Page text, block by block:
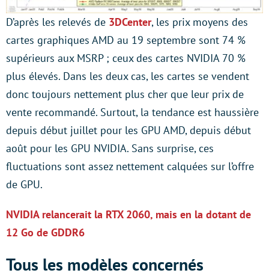
D’après les relevés de 3DCenter, les prix moyens des
cartes graphiques AMD au 19 septembre sont 74 %
supérieurs aux MSRP ; ceux des cartes NVIDIA 70 %
plus élevés. Dans les deux cas, les cartes se vendent
donc toujours nettement plus cher que leur prix de
vente recommandé. Surtout, la tendance est haussière
depuis début juillet pour les GPU AMD, depuis début
août pour les GPU NVIDIA. Sans surprise, ces
fluctuations sont assez nettement calquées sur l’offre
de GPU.
NVIDIA relancerait la RTX 2060, mais en la dotant de
12 Go de GDDR6
Tous les modèles concernés